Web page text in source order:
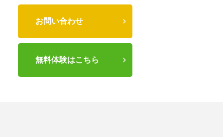
お問い合わせ
無料体験はこちら